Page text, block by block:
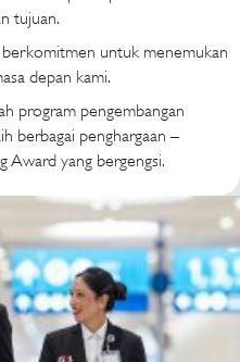
tujuan.
berkomitmen untuk menemukan
depan kami.
program pengembangan
berbagai penghargaan –
Award yang bergengsi.